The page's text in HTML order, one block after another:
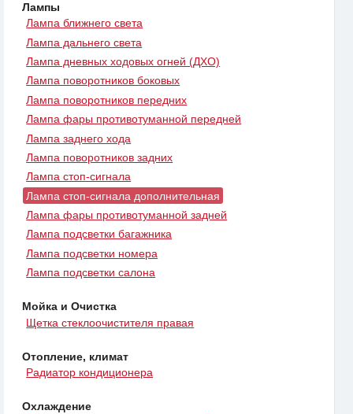
Лампы
Лампа ближнего света
Лампа дальнего света
Лампа дневных ходовых огней (ДХО)
Лампа поворотников боковых
Лампа поворотников передних
Лампа фары противотуманной передней
Лампа заднего хода
Лампа поворотников задних
Лампа стоп-сигнала
Лампа стоп-сигнала дополнительная
Лампа фары противотуманной задней
Лампа подсветки багажника
Лампа подсветки номера
Лампа подсветки салона
Мойка и Очистка
Щетка стеклоочистителя правая
Отопление, климат
Радиатор кондиционера
Охлаждение